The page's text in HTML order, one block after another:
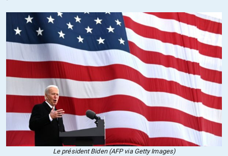
Le président Biden (AFP via Getty Images)